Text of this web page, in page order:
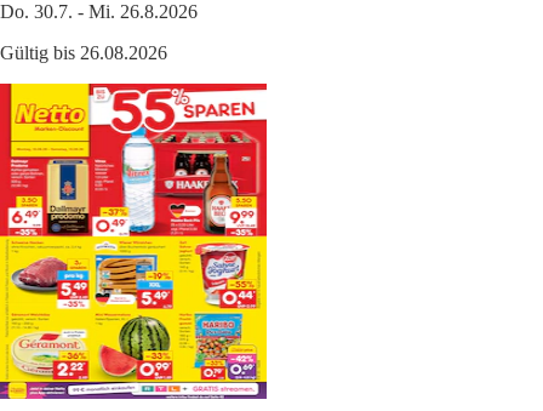
Do. 30.7. - Mi. 26.8.2026
Gültig bis 26.08.2026